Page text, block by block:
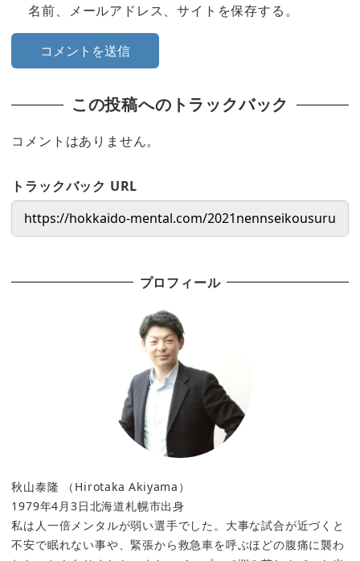
名前、メールアドレス、サイトを保存する。
この投稿へのトラックバック
コメントはありません。
トラックバック URL
プロフィール
秋山泰隆 （Hirotaka Akiyama）
1979年4月3日北海道札幌市出身
私は人一倍メンタルが弱い選手でした。大事な試合が近づくと
不安で眠れない事や、緊張から救急車を呼ぶほどの腹痛に襲わ